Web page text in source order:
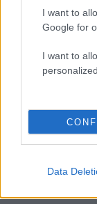
I want to
Google for
I want to
Data